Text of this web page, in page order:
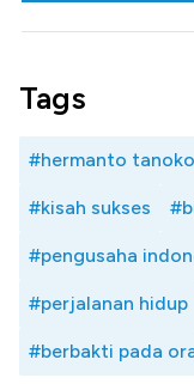
Tags
#hermanto tanoko
#kisah sukses
#pengusaha
#perjalanan hidup
#berbakti pada